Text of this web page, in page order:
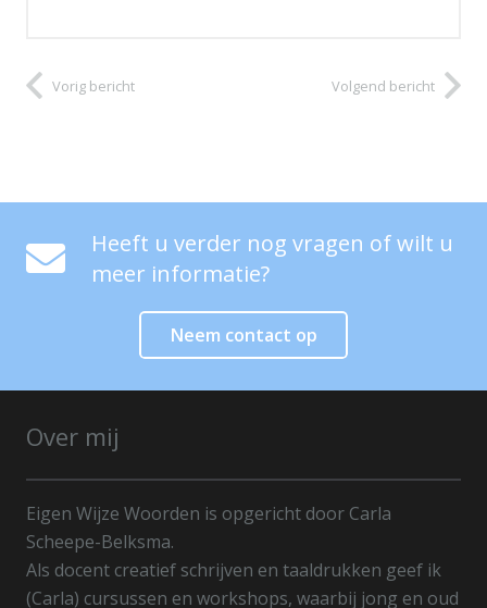
Vorig bericht Volgend bericht
Heeft u verder nog vragen of wilt u
meer informatie?
Neem contact op
Over mij
Eigen Wijze Woorden is opgericht door Carla
Scheepe-Belksma.
Als docent creatief schrijven en taaldrukken geef ik
(Carla) cursussen en workshops, waarbij jong en oud